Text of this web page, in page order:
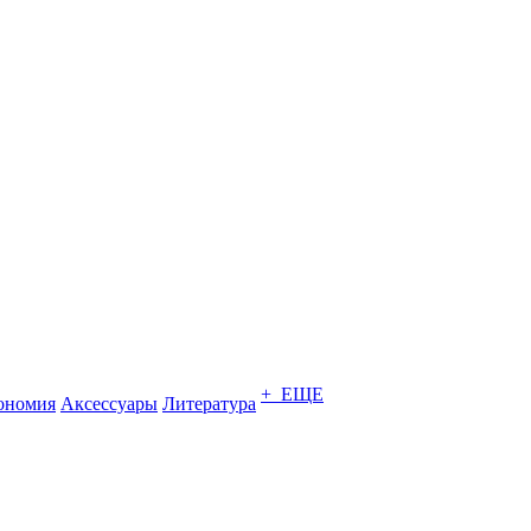
Аксессуары Литература + ЕЩЕ